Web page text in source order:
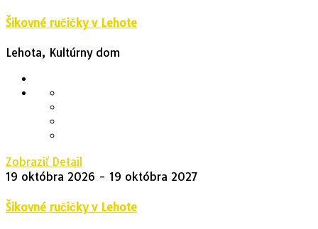
Šikovné ručičky v Lehote
Lehota, Kultúrny dom
Zobraziť Detail
19 októbra 2026 - 19 októbra 2027
Šikovné ručičky v Lehote